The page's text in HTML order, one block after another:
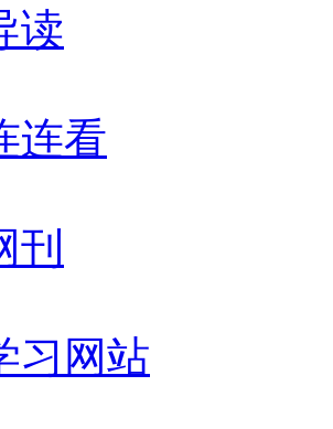
读
连看
刊
习网站